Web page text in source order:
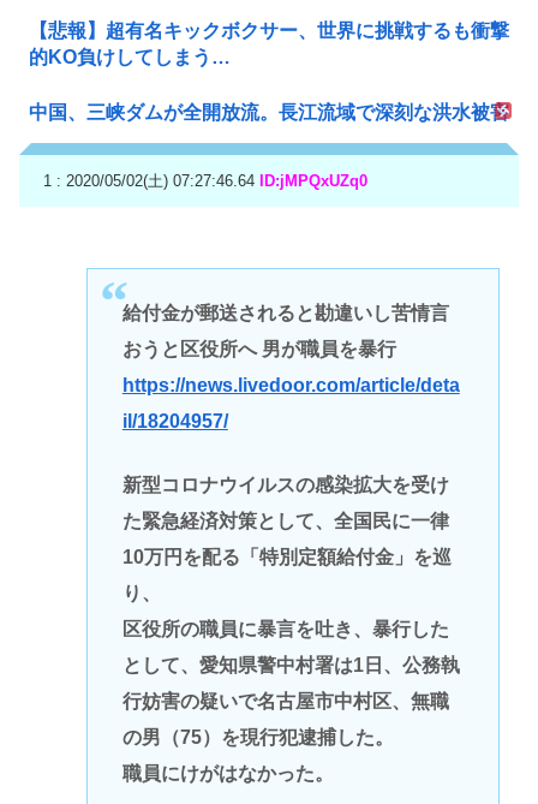
【悲報】超有名キックボクサー、世界に挑戦するも衝撃
的KO負けしてしまう…
中国、三峡ダムが全開放流。長江流域で深刻な洪水被害
1 : 2020/05/02(土) 07:27:46.64 ID:jMPQxUZq0
‪給付金が郵送されると勘違いし苦情言
おうと区役所へ 男が職員を暴行
https://news.livedoor.com/article/deta
il/18204957/
新型コロナウイルスの感染拡大を受け
た緊急経済対策として、全国民に一律
10万円を配る「特別定額給付金」を巡
り、
区役所の職員に暴言を吐き、暴行した
として、愛知県警中村署は1日、公務執
行妨害の疑いで名古屋市中村区、無職
の男（75）を現行犯逮捕した。
職員にけがはなかった。